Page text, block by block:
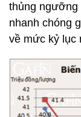
thủng ngưỡng
nhanh chóng
về mức kỷ lục